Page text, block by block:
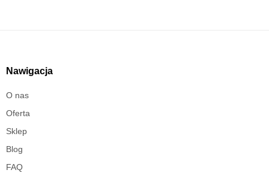
Nawigacja
O nas
Oferta
Sklep
Blog
FAQ